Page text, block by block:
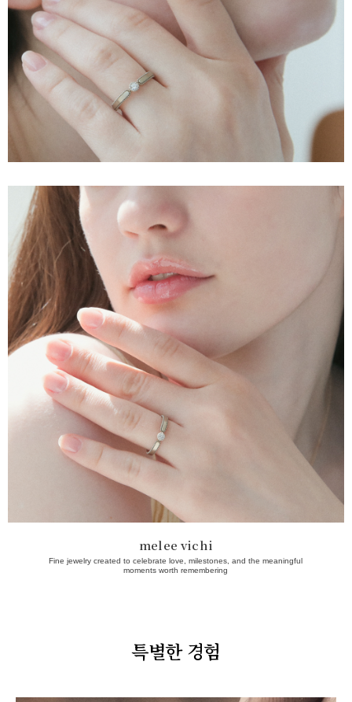
melee vichi
Fine jewelry created to celebrate love, milestones, and the meaningful
moments worth remembering
특별한 경험